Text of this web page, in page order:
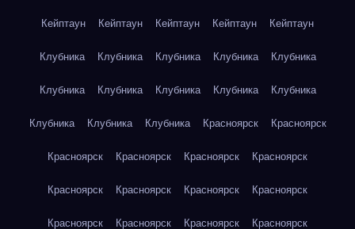
Кейптаун Кейптаун Кейптаун Кейптаун Кейптаун
Клубника Клубника Клубника Клубника Клубника
Клубника Клубника Клубника Клубника Клубника
Клубника Клубника Клубника Красноярск Красноярск
Красноярск Красноярск Красноярск Красноярск
Красноярск Красноярск Красноярск Красноярск
Красноярск Красноярск Красноярск Красноярск